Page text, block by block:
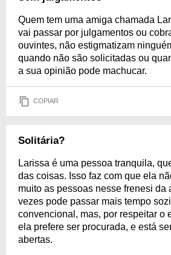
Quem tem uma amiga chamada
vai passar por julgamentos ou
ouvintes, não estigmatizam
quando não são solicitadas ou
a sua opinião pode machucar.
COPIAR
Solitária?
Larissa é uma pessoa tranquila,
das coisas. Isso faz com que ela
muito as pessoas nesse frenesi da
vezes pode passar mais tempo
convencional, mas, por respeitar o
ela prefere ser procurada, e está
abertas.